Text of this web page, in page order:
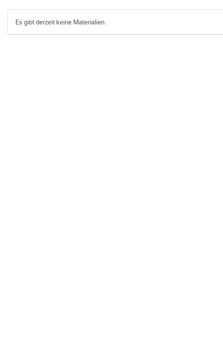
Es gibt derzeit keine Materialien.